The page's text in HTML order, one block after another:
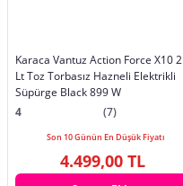
Karaca Vantuz Action Force X10 2
Lt Toz Torbasız Hazneli Elektrikli
Süpürge Black 899 W
4
(7)
Son 10 Günün En Düşük Fiyatı
4.499,00 TL